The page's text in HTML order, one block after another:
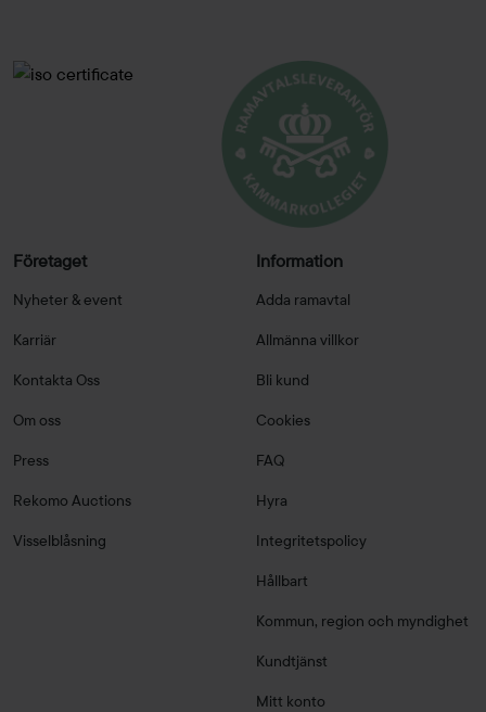
Företaget
Nyheter & event
Karriär
Kontakta Oss
Om oss
Press
Rekomo Auctions
Visselblåsning
Information
Adda ramavtal
Allmänna villkor
Bli kund
Cookies
FAQ
Hyra
Integritetspolicy
Hållbart
Kommun, region och myndighet
Kundtjänst
Mitt konto